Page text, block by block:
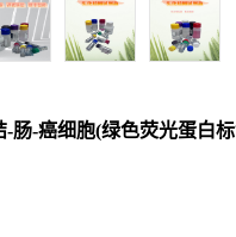
-肠-癌细胞(绿色荧光蛋白